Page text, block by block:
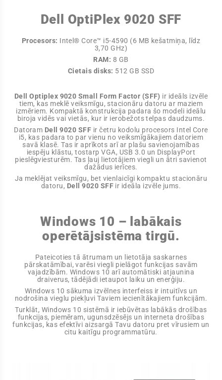
Dell OptiPlex 9020 SFF
Procesors: Intel® Core™ i5-4590 (6 MB kešatmiņa, līdz
3,70 GHz)
RAM: 8 GB
Cietais disks: 512 GB SSD
Dell Optiplex 9020 Small Form Factor (SFF) ir ideāls izvēle
tiem, kas meklē veiksmīgu, stacionāru datoru ar maziem
izmēriem. Kompaktā konstrukcija padara šo modeli ideālu
biroja vidēs vai vietās, kur ir ierobežots telpas daudzums.
Datoram Dell 9020 SFF ir četru kodolu procesors Intel Core
i5, kas padara to par vienu no veiksmīgākajiem datoriem
savā klasē. Tas ir aprīkots arī ar plašu savienojamības
iespēju klāstu, tostarp VGA, USB 3.0 un DisplayPort
pieslēgviesturēm. Tas ļauj lietotājiem viegli un ātri savienot
dažādus ierīces.
Ja meklējat veiksmīgu, bet vienlaicīgi kompaktu stacionāru
datoru, Dell 9020 SFF ir ideāla izvēle jums.
Windows 10 – labākais
operētājsistēma tirgū.
Pateicoties tā ātrumam un lietotāja saskarnes
pārskatāmībai, varēsi viegli pielāgot funkcijas savām
vajadzībām. Windows 10 arī automātiski atjaunina
draiverus, tādējādi ietaupot laiku un enerģiju.
Windows 10 sākuma izvēlnes interfeiss ir intuitīvs un
nodrošina vieglu piekļuvi Taviem iecienītākajiem funkcijām.
Turklāt, Windows 10 sistēmā ir iebūvētas labākās drošības
funkcijas, piemēram, ugunsdzēsējs un interneta drošības
funkcijas, kas efektīvi aizsargā Tavu datoru pret vīrusiem un
citu kaitīgu programmatūru.